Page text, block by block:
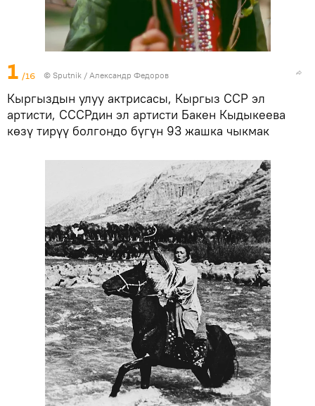
1 /16 © Sputnik / Александр Федоров
Кыргыздын улуу актрисасы, Кыргыз ССР эл
артисти, СССРдин эл артисти Бакен Кыдыкеева
көзү тирүү болгондо бүгүн 93 жашка чыкмак